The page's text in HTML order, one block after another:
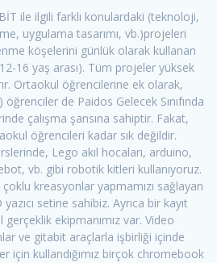
ile ilgili farklı konulardaki (teknoloji,
uygulama tasarımı, vb.)projeleri
köşelerini günlük olarak kullanan
16 yaş arası). Tüm projeler yüksek
Ortaokul öğrencilerine ek olarak,
de Paidos Gelecek Sınıfında
çalışma şansına sahiptir. Fakat,
öğrencileri kadar sık ​​değildir.
Lego akıl hocaları, arduino,
vb. gibi robotik kitleri kullanıyoruz.
kreasyonlar yapmamızı sağlayan
setine sahibiz. Ayrıca bir kayıt
ekipmanımız var. Video
ve gitabit araçlarla işbirliği içinde
için kullandığımız birçok chromebook